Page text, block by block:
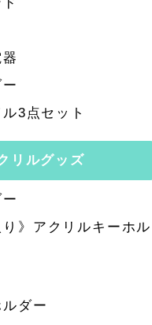
3点セット
リルグッズ
り》アクリルキーホル
ダー